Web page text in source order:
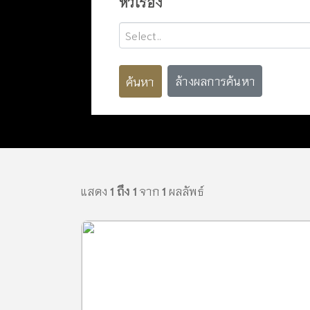
Select..
ค้นหา ล้างผลการค้นหา
แสดง1 ถึง 1จาก1 ผลลัพธ์